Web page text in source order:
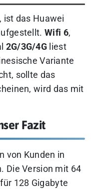
ist das Huawei
Wifi 6,
2G/3G/4G liest
Variante
sollte das
wird das mit
Fazit
von Kunden in
Die Version mit 64
128 Gigabyte